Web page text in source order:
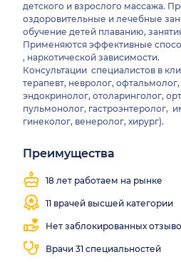
детского и взрослого массажа.
оздоровительные и лечебные
обучение детей плаванию,
Применяются эффективные
, наркотической зависимости.
Консультации специалистов в
терапевт, невролог,
эндокринолог, отоларинголог,
пульмонолог, гастроэнтеролог,
гинеколог, венеролог, хирург).
Преимущества
18 лет работаем на рынке
11 врачей высшей категории
Нет заблокированных
Врачи 31 специальностей
Выезд
дом
Работаем
выходные